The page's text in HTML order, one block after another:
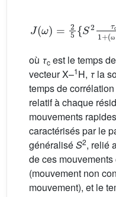
( 2 S2 1(
où τc est le temps
vecteur X–1H, τ la
temps de
relatif à chaque
mouvements
caractérisés par le
généraliséS2, relié
de ces
(mouvement non
mouvement), et le